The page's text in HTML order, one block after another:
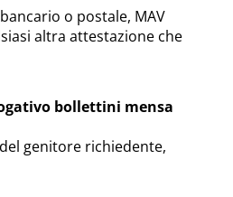
o postale, MAV
altra attestazione che
bollettini mensa
genitore richiedente,